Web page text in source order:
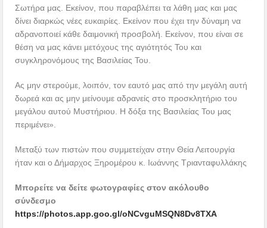
Σωτήρα μας. Εκείνον, που παραβλέπει τα λάθη μας και μας
δίνει διαρκώς νέες ευκαιρίες. Εκείνον που έχει την δύναμη να
αδρανοποιεί κάθε δαιμονική προσβολή. Εκείνον, που είναι σε
θέση να μας κάνει μετόχους της αγιότητός Του και
συγκληρονόμους της Βασιλείας Του.
Ας μην στερούμε, λοιπόν, τον εαυτό μας από την μεγάλη αυτή
δωρεά και ας μην μείνουμε αδρανείς στο προσκλητήριο του
μεγάλου αυτού Μυστήριου. Η δόξα της Βασιλείας Του μας
περιμένει».
Μεταξύ των πιστών που συμμετείχαν στην Θεία Λειτουργία
ήταν και ο Δήμαρχος Ξηρομέρου κ. Ιωάννης Τριανταφυλλάκης
Μπορείτε να δείτε φωτογραφίες στον ακόλουθο
σύνδεσμο
https://photos.app.goo.gl/oNCvguMSQN8Dv8TXA